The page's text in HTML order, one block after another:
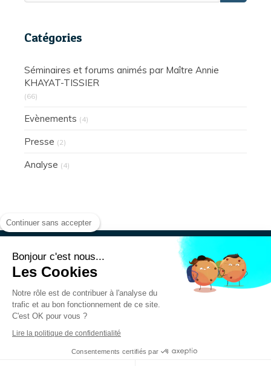
Catégories
Séminaires et forums animés par Maître Annie
KHAYAT-TISSIER
(66)
Evènements (4)
Presse (2)
Analyse (4)
Mentions légales
Création et référencement du site par Simplébo
Continuer sans accepter
Bonjour c'est nous...
Les Cookies
Notre rôle est de contribuer à l'analyse du
trafic et au bon fonctionnement de ce site.
C'est OK pour vous ?
Lire la politique de confidentialité
Consentements certifiés par